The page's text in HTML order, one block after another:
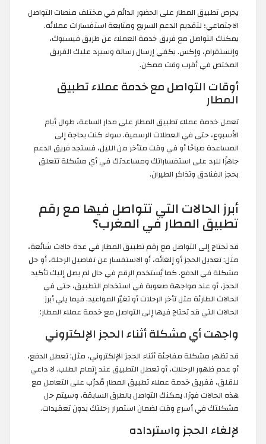
يحرص تطبيق المطار على الحضور الدائم في مختلف منصات التواصل
الاجتماعي؛ لتقديم الدعم السريع ومتابعة استفسارات عملائه.
يمكنك التواصل مع فريق خدمة العملاء عن طريق فيسبوك،
وإنستقرام، وإكس. يكفي إرسال رسالة وسيرد عليك الفريق
المختص في أقرب وقت ممكن.
أوقات التواصل مع خدمة عملاء تطبيق
المطار
تعمل خدمة عملاء تطبيق المطار على مدار الساعة، طوال أيام
الأسبوع، حتى في العطلات الرسمية. سواء كنت بحاجة إلى
المساعدة صباحًا أو في وقت متأخر من الليل، فستجد فريق الدعم
جاهزًا للرد على استفساراتك ومساعدتك في أي مشكلة تتعلق
بحجز الفنادق وتذاكر الطيران.
أبرز الحالات التي تتواصل فيها مع رقم
تطبيق المطار في المغرب؟
قد تحتاج إلى التواصل مع رقم تطبيق المطار في عدة حالات شائعة،
مثل: تعديل الحجز أو إلغائه، أو الاستفسار عن تفاصيل الرحلة، أو حل
مشكلة في الدفع. كما يُستخدم الرقم في حال لم يصل إليك تأكيد
الحجز، أو عند مواجهة صعوبة في استخدام التطبيق، حتى في
الحالات الطارئة مثل تأخر الرحلات أو تغيّر المواعيد. فيما يلي أبرز
الحالات التي قد تحتاج فيها إلى التواصل مع خدمة عملاء المطار:
واجهت أي مشكلة أثناء الحجز الإلكتروني
قد تظهر مشكلة مفاجئة أثناء الحجز الإلكتروني، مثل: تعطل الدفع،
أو عدم ظهور الرحلات، أو تعطل التطبيق عند إتمام الطلب. لا داعي
للقلق، ففريق خدمة عملاء تطبيق المطار مُدرّب على التعامل مع
هذه الحالات فورًا. يمكنك التواصل بالطرق السابقة، وسيتم حل
مشكلتك في أسرع وقت لضمان استمرار رحلتك بدون تعقيدات.
لإلغاء الحجز واسترداده